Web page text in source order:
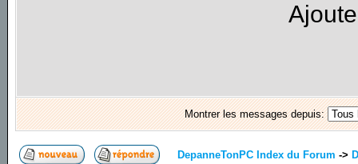
Montrer les messages depuis:
DepanneTonPC Index du Forum ->